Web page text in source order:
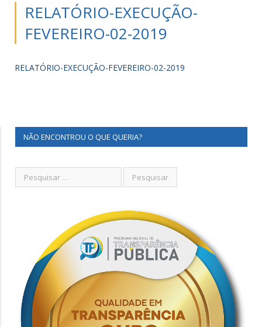
RELATÓRIO-EXECUÇÃO-
FEVEREIRO-02-2019
RELATÓRIO-EXECUÇÃO-FEVEREIRO-02-2019
NÃO ENCONTROU O QUE QUERIA?